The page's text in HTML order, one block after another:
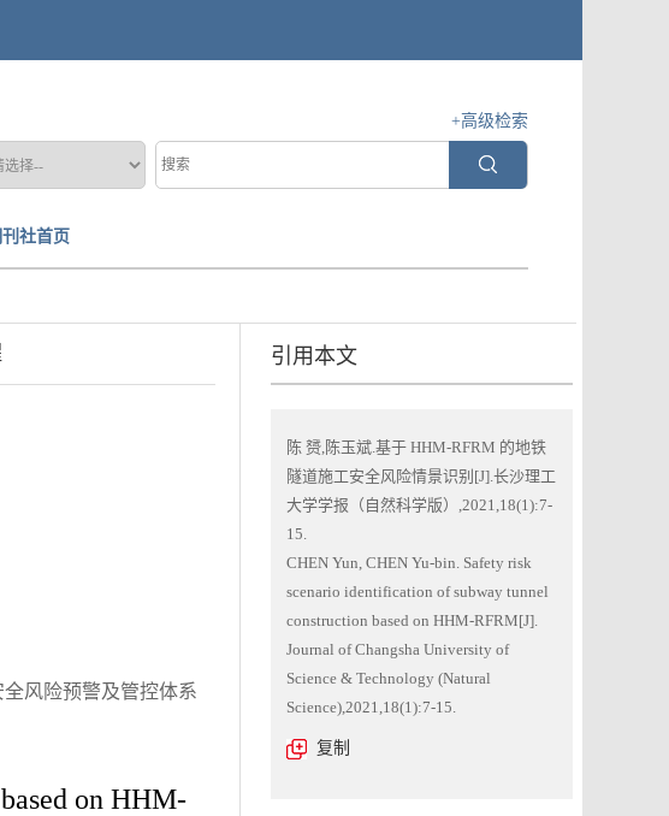
+高级检索
社首页
风险预警及管控体系
on HHM-
引用本文
陈 赟,陈玉斌.基于 HHM-RFRM 的地铁
隧道施工安全风险情景识别[J].长沙理工
大学学报（自然科学版）,2021,18(1):7-
15.
CHEN Yun, CHEN Yu-bin. Safety risk
scenario identification of subway tunnel
construction based on HHM-RFRM[J].
Journal of Changsha University of
Science & Technology (Natural
Science),2021,18(1):7-15.
复制